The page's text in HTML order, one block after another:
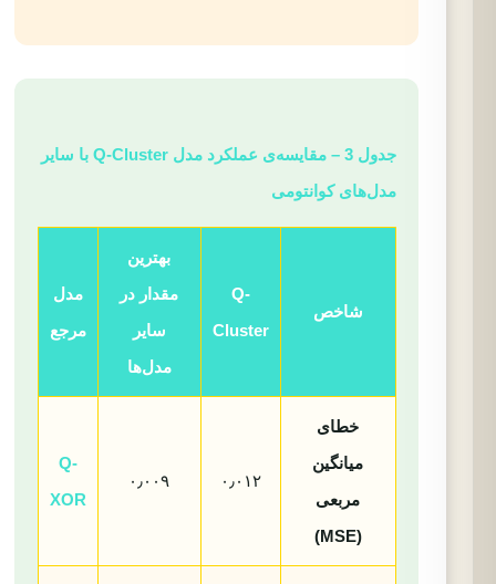
جدول 3 – مقایسه‌ی عملکرد مدل Q-Cluster با سایر
مدل‌های کوانتومی
شاخص
Q-
Cluster
بهترین
مقدار در
سایر
مدل‌ها
مدل
مرجع
خطای
میانگین
مربعی
(MSE)
۰٫۰۱۲ ۰٫۰۰۹
Q-
XOR